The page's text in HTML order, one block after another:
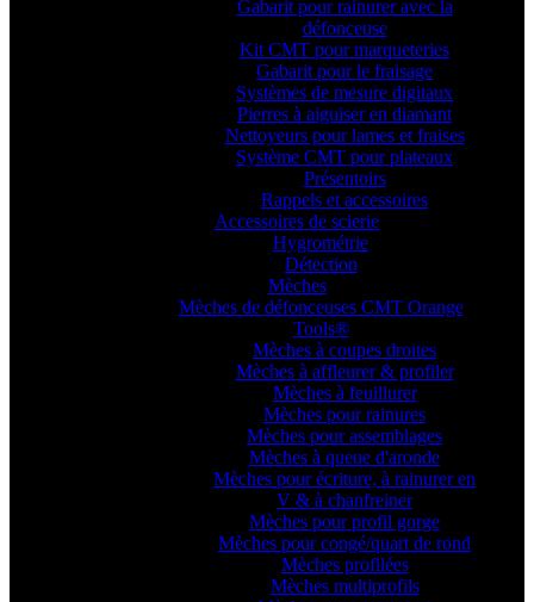
Gabarit pour rainurer avec la
défonceuse
Kit CMT pour marqueteries
Gabarit pour le fraisage
Systèmes de mesure digitaux
Pierres à aiguiser en diamant
Nettoyeurs pour lames et fraises
Système CMT pour plateaux
Présentoirs
Rappels et accessoires
Accessoires de scierie
Hygrométrie
Détection
Mèches
Mèches de défonceuses CMT Orange
Tools®
Mèches à coupes droites
Mèches à affleurer & profiler
Mèches à feuillurer
Mèches pour rainures
Mèches pour assemblages
Mèches à queue d'aronde
Mèches pour écriture, à rainurer en
V & à chanfreiner
Mèches pour profil gorge
Mèches pour congé/quart de rond
Mèches profilées
Mèches multiprofils